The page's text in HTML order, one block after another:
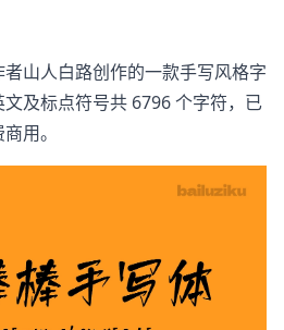
山人白路创作的一款手写风格字
及标点符号共 6796 个字符，已
用。